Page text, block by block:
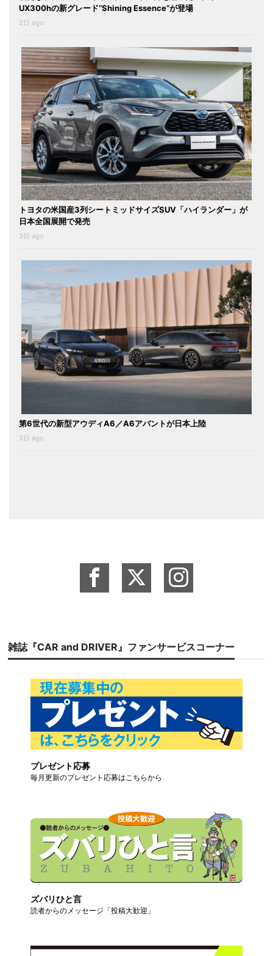
UX300hの新グレード“Shining Essence”が登場
2日 ago
トヨタの米国産3列シートミッドサイズSUV「ハイランダー」が
日本全国展開で発売
3日 ago
第6世代の新型アウディA6／A6アバントが日本上陸
3日 ago
雑誌『CAR and DRIVER』ファンサービスコーナー
プレゼント応募
毎月更新のプレゼント応募はこちらから
ズバリひと言
読者からのメッセージ「投稿大歓迎」